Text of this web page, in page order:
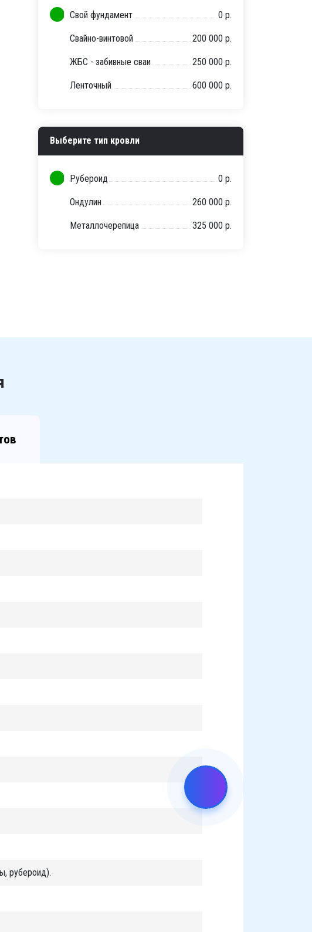
Свой фундамент 0 р.
Свайно-винтовой 200 000 р.
ЖБС - забивные сваи 250 000 р.
Ленточный 600 000 р.
Выберите тип кровли
Рубероид 0 р.
Ондулин 260 000 р.
Металлочерепица 325 000 р.
рубероид).